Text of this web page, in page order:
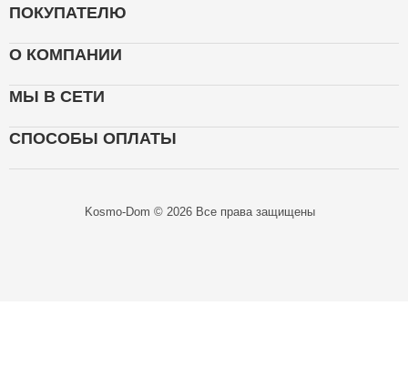
ПОКУПАТЕЛЮ
О КОМПАНИИ
МЫ В СЕТИ
СПОСОБЫ ОПЛАТЫ
Kosmo-Dom © 2026 Все права защищены